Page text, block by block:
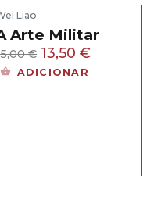
Liao
Arte Militar
€ O
preço
13,50€
ADICIONAR